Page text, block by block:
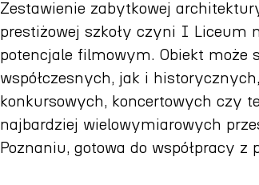
Zestawienie zabytkowej
prestiżowej szkoły czyni I Liceum
potencjale filmowym. Obiekt może
współczesnych, jak i
konkursowych, koncertowych czy
najbardziej wielowymiarowych
Poznaniu, gotowa do współpracy